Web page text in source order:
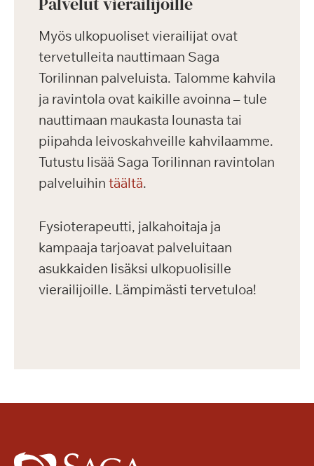
Myös ulkopuoliset vierailijat ovat
tervetulleita nauttimaan Saga
Torilinnan palveluista. Talomme kahvila
ja ravintola ovat kaikille avoinna – tule
nauttimaan maukasta lounasta tai
piipahda leivoskahveille kahvilaamme.
Tutustu lisää Saga Torilinnan ravintolan
palveluihin täältä.
Fysioterapeutti, jalkahoitaja ja
kampaaja tarjoavat palveluitaan
asukkaiden lisäksi ulkopuolisille
vierailijoille. Lämpimästi tervetuloa!